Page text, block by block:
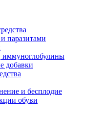
паразитами
добавки
и бесплодие
обуви